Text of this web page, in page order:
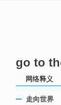
go to
网络释义
走向世界